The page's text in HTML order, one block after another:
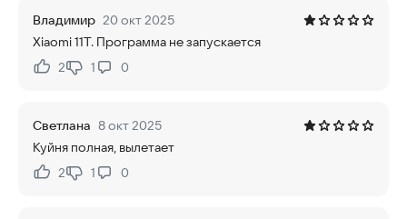
Владимир 20 окт 2025
Xiaomi 11T. Программа не запускается
Нравится:
2Не нравится:
1 0
Светлана 8 окт 2025
Куйня полная, вылетает
Нравится:
2Не нравится:
1 0